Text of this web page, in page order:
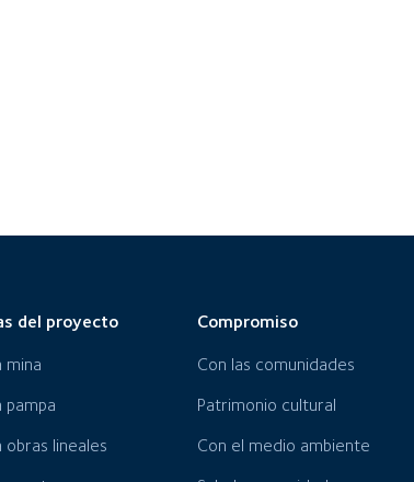
del proyecto
mina
pampa
obras lineales
Compromiso
Con las comunidades
Patrimonio cultural
Con el medio ambiente